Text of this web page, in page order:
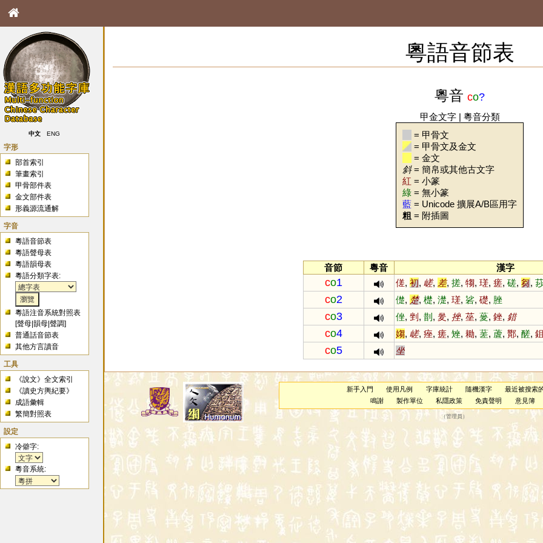
中文 ENG
字形
部首索引
筆畫索引
甲骨部件表
金文部件表
形義源流通解
字音
粵語音節表
粵語聲母表
粵語韻母表
粵語分類字表:
粵語注音系統對照表
[聲母 |韻母 |聲調]
普通話音節表
其他方言讀音
工具
《說文》全文索引
《讀史方輿紀要》
成語彙輯
繁簡對照表
設定
冷僻字:
粵音系統:
粵語音節表
粵音 co?
甲金文字| 粵音分類
= 甲骨文
= 甲骨文及金文
= 金文
斜= 簡帛或其他古文字
紅 = 小篆
綠 = 無小篆
藍 = Unicode 擴展A/B區用字
粗 = 附插圖
音節 粵音 漢字
co1 傞,初,嵯, 差,搓,犓,瑳,瘥,磋,芻,
co2 儊, 楚,檚,濋,瑳,硰,礎, 脞
co3 侳,剉 ,剒 ,夎, 挫,莝,蓌,銼, 錯
co4 媰,嵯,痤,瘥,矬,耡,蒫,蔖,酇,醝,
co5 坐
新手入門 使用凡例 字庫統計 隨機漢字
最近被搜索
鳴謝
製作單位 私隱政策 免責聲明 意見簿
（管理員 ）